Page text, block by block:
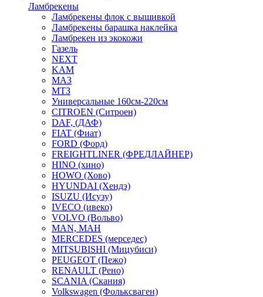
Ламбрекены
Ламбрекены флок с вышивкой
Ламбрекены барашка наклейка
Ламбрекен из экокожи
Газель
NEXT
KAM
МАЗ
МТЗ
Универсальные 160см-220см
CITROEN (Ситроен)
DAF, (ДАФ)
FIAT (Фиат)
FORD (Форд)
FREIGHTLINER (ФРЕДЛАЙНЕР)
HINO (хино)
HOWO (Хово)
HYUNDAI (Хендэ)
ISUZU (Исузу)
IVECO (ивеко)
VOLVO (Вольво)
MAN, МАН
MERCEDES (мерседес)
MITSUBISHI (Мицубиси)
PEUGEOT (Пежо)
RENAULT (Рено)
SCANIA (Скания)
Volkswagen (Фольксваген)